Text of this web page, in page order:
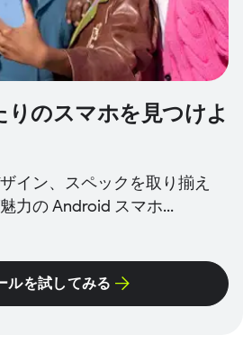
のスマホを見つけよ
イン、スペックを取り揃え
力の Android スマホ...
ルを試してみる